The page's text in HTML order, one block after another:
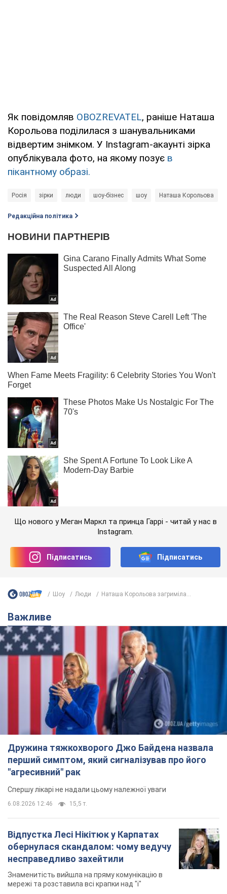
Як повідомляв OBOZREVATEL, раніше Наташа
Корольова поділилася з шанувальниками
відвертим знімком. У Instagram-акаунті зірка
опублікувала фото, на якому позує в
пікантному образі.
Росія зірки люди шоу-бізнес шоу Наташа Корольова
Редакційна політика
Що нового у Меган Маркл та принца Гаррі - читай у нас в
Instagram.
Підписатись Підписатись
Шоу Люди Наташа Корольова загриміла...
Важливе
Дружина тяжкохворого Джо Байдена назвала
перший симптом, який сигналізував про його
"агресивний" рак
Спершу лікарі не надали цьому належної уваги
6.08.2026 12:46 15,5 т.
Відпустка Лесі Нікітюк у Карпатах
обернулася скандалом: чому ведучу
несправедливо захейтили
Знаменитість вийшла на пряму комунікацію в
мережі та розставила всі крапки над "і"